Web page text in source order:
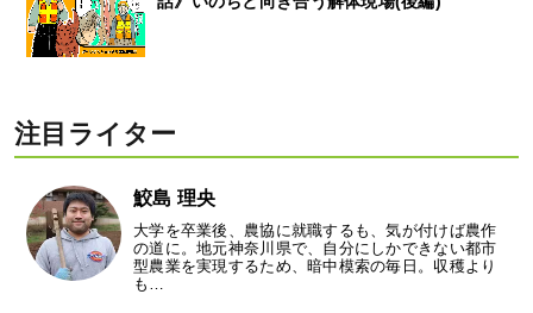
注目ライター
鮫島 理央
大学を卒業後、農協に就職するも、気が付けば農作
の道に。地元神奈川県で、自分にしかできない都市
型農業を実現するため、暗中模索の毎日。収穫より
も…